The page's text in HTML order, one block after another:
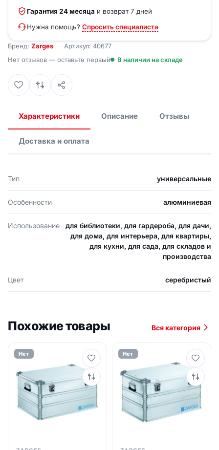
Бренд: Zarges Артикул: 40677
Нет отзывов — оставьте первый В наличии на складе
Гарантия 24 месяца и возврат 7 дней
Нужна помощь? Спросить специалиста
Характеристики Описание Отзывы
Доставка и оплата
Тип универсальные
Особенности алюминиевая
Использование
для библиотеки, для гардероба, для дачи,
для дома, для интерьера, для квартиры,
для кухни, для сада, для складов и
производства
Цвет серебристый
Похожие товары Вся категория
Нет Нет